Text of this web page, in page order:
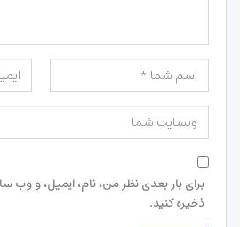
برای بار بعدی نظر من، نام، ایمیل، و وب
ذخیره کنید.